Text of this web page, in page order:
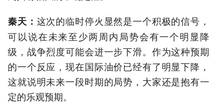
秦天： 这次的临时停火显然是一个积极的信号，
可以说在未来至少两周内局势会有一个明显降
级，战争烈度可能会进一步下滑。作为这种预期
的一个反应，现在国际油价已经有了明显下降，
这就说明未来一段时期的局势，大家还是抱有一
定的乐观预期。